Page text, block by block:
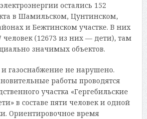
остались 152
в Шамильском, Цунтинском,
и Бежтинском участке. В них
человек (12673 из них — дети), там
значимых объектов.
газоснабжение не нарушено.
работы проводятся
участка «Гергебильские
в составе пяти человек и одной
Ориентировочное время